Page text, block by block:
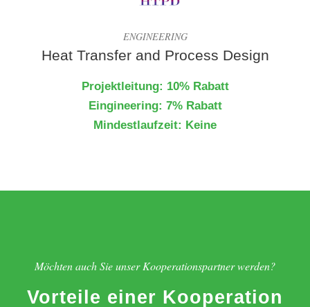
ENGINEERING
Heat Transfer and Process Design
Projektleitung: 10% Rabatt
Eingineering: 7% Rabatt
Mindestlaufzeit: Keine
Möchten auch Sie unser Kooperationspartner werden?
Vorteile einer Kooperation